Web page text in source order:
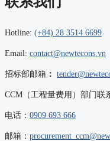
Hotline: (+84) 28 3514 6699
Email: contact@newtecons.vn
招标部邮箱 ：
CCM（工程量费用）部门联
电话： 0909 693 666
邮箱：